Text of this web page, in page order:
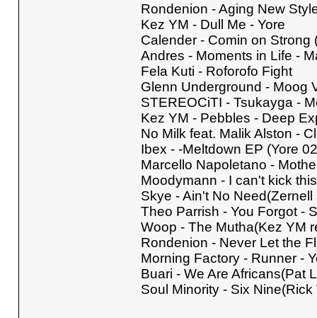
Rondenion - Aging New
Kez YM - Dull Me - Yore
Calender - Comin on
Andres - Moments in Life -
Fela Kuti - Roforofo Fight
Glenn Underground - Moog
STEREOCiTI - Tsukayga -
Kez YM - Pebbles - Deep
No Milk feat. Malik Alston -
Ibex - -Meltdown EP (Yore
Marcello Napoletano -
Moodymann - I can't kick
Skye - Ain't No
Theo Parrish - You Forgot -
Woop - The Mutha(Kez YM
Rondenion - Never Let the
Morning Factory - Runner -
Buari - We Are Africans(Pat
Soul Minority - Six